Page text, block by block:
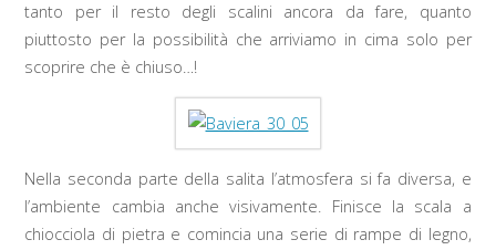
tanto per il resto degli scalini ancora da fare, quanto
piuttosto per la possibilità che arriviamo in cima solo per
scoprire che è chiuso…!
Nella seconda parte della salita l’atmosfera si fa diversa, e
l’ambiente cambia anche visivamente. Finisce la scala a
chiocciola di pietra e comincia una serie di rampe di legno,